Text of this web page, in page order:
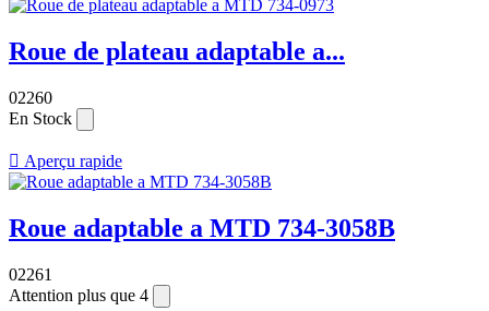
Roue de plateau adaptable a...
02260
En Stock
 Aperçu rapide
Roue adaptable a MTD 734-3058B
02261
Attention plus que 4